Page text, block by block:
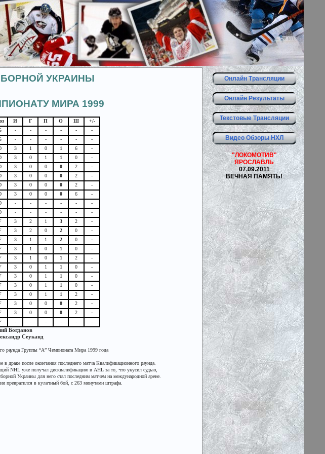
Онлайн Трансляции
Онлайн Результаты
Текстовые Трансляции
Видео Обзоры НХЛ
"ЛОКОМОТИВ"
ЯРОСЛАВЛЬ
07.09.2011
ВЕЧНАЯ ПАМЯТЬ!
УКРАИНЫ
МИРА 1999
И Г П О Ш
+/-
- - - - -
-
- - - - -
-
3 1 0 1 6
-
3 0 1 1 0
-
3 0 0 0 2
-
3 0 0 0 2
-
3 0 0 0 2
-
3 0 0 0 6
-
- - - - -
-
- - - - -
-
3 2 1 3 2
-
3 2 0 2 0
-
3 1 1 2 0
-
3 1 0 1 0
-
3 1 0 1 2
-
3 0 1 1 0
-
3 0 1 1 0
-
3 0 1 1 0
-
3 0 1 1 2
-
3 0 0 0 2
-
3 0 0 0 2
-
- - - - -
-
Богданов
Сеуканд
раунда Группы “A” Чемпионата Мира 1999 года
после окончания последнего матча Квалификационного раунда.
NHL уже получал дисквалификацию в AHL за то, что укусил судью,
Украины для него стал последним матчем на международной арене.
превратился в кулачный бой, с 263 минутами штрафа.